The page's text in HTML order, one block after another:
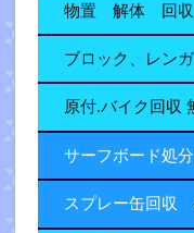
物置 解体 回
ブロック、レン
原付.バイク回収
サーフボード処
スプレー缶回